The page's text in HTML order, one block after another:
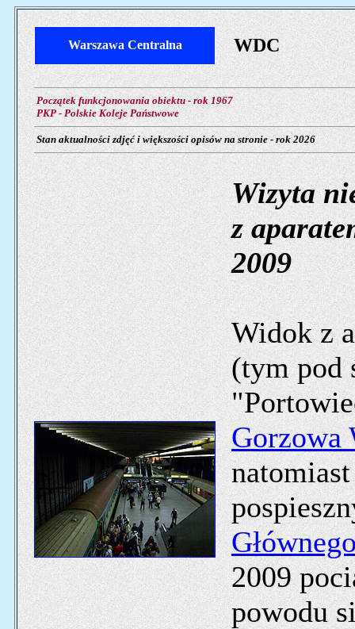
Warszawa Centralna WDC
Początek funkcjonowania obiektu - rok 1967
PKP - Polskie Koleje Państwowe
Stan aktualności zdjęć i większości opisów na stronie - rok 2026
Wizyta
z
2009
Widok z
(tym pod
Gorzowa
2009
powodu